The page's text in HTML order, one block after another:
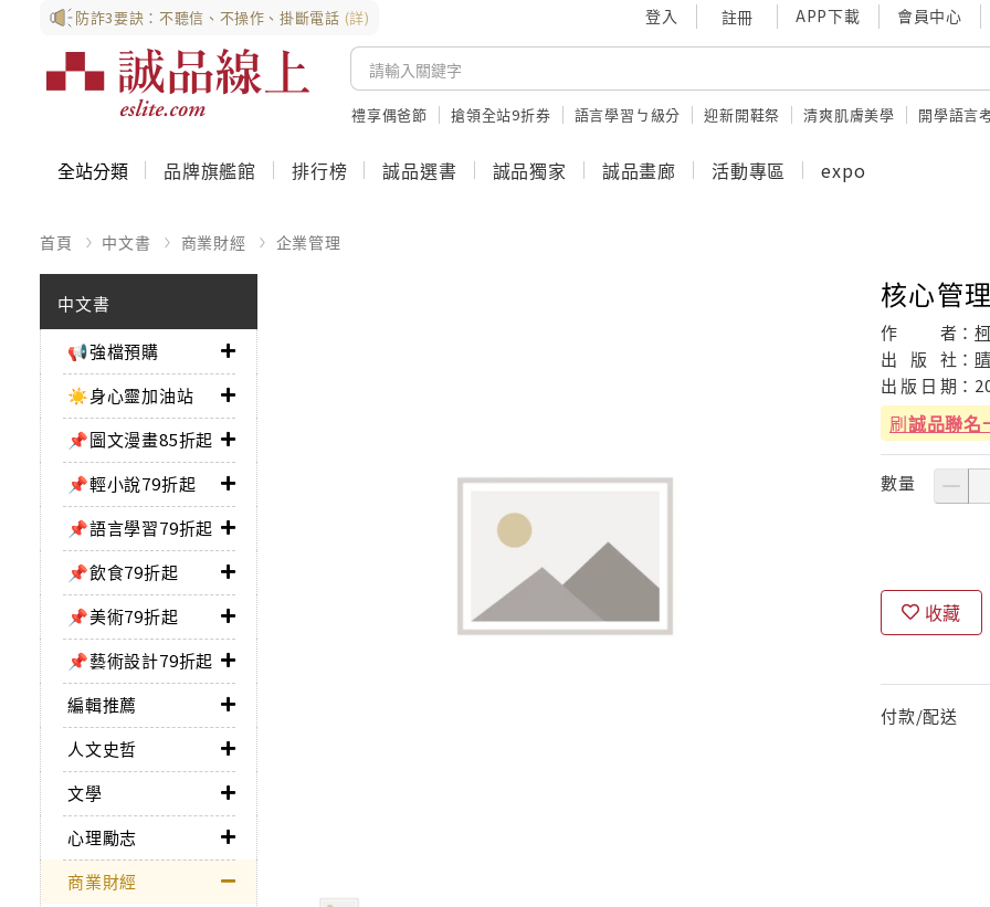
防詐3要訣：不聽信、不操作、掛斷電話 (詳) 登入 註冊 APP下載 會員中心
禮享偶爸節 搶領全站9折券 語言學習ㄅ級分 迎新開鞋祭 清爽肌膚美學 開學語言
全站分類 品牌旗艦館 排行榜 誠品選書 誠品獨家 誠品畫廊 活動專區 expo
首頁 中文書 商業財經 企業管理
中文書
📢強檔預購
☀️身心靈加油站
📌圖文漫畫85折起
📌輕小說79折起
📌語言學習79折起
📌飲食79折起
📌美術79折起
📌藝術設計79折起
編輯推薦
人文史哲
文學
心理勵志
商業財經
核心管
作 者：
出
版 社：
出 版 日 期：
刷誠品聯名
數量
收藏
付款/配送